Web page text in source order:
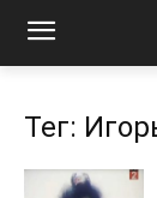
Тег: